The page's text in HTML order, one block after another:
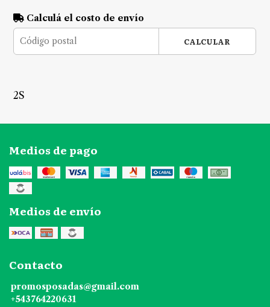
Calculá el costo de envío
CALCULAR
2S
Medios de pago
Medios de envío
Contacto
promosposadas@gmail.com
+543764220631